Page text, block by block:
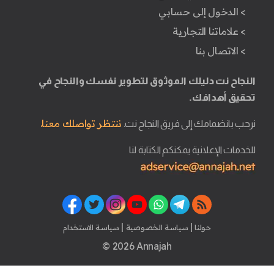
> الدخول إلى حسابي
> علاماتنا التجارية
> الاتصال بنا
النجاح نت دليلك الموثوق لتطوير نفسك والنجاح في
تحقيق أهدافك.
نرحب بانضمامك إلى فريق النجاح نت. ننتظر تواصلك معنا.
للخدمات الإعلانية يمكنكم الكتابة لنا
حولنا | سياسة الخصوصية | سياسة الاستخدام
© 2026 Annajah